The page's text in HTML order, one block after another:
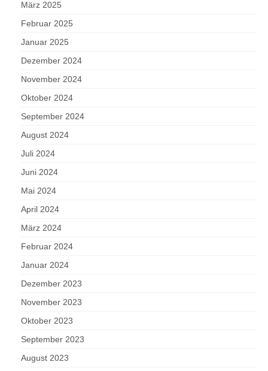
März 2025
Februar 2025
Januar 2025
Dezember 2024
November 2024
Oktober 2024
September 2024
August 2024
Juli 2024
Juni 2024
Mai 2024
April 2024
März 2024
Februar 2024
Januar 2024
Dezember 2023
November 2023
Oktober 2023
September 2023
August 2023